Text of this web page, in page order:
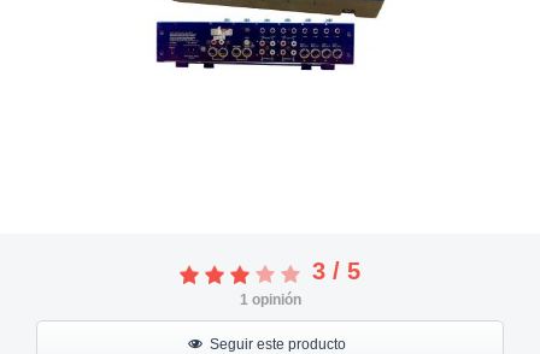
3 / 5
1opinión
Seguir este producto